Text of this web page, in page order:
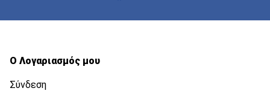
Ο Λογαριασμός μου
Σύνδεση